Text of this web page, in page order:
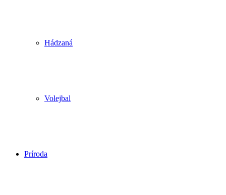
Hádzaná
Volejbal
Príroda